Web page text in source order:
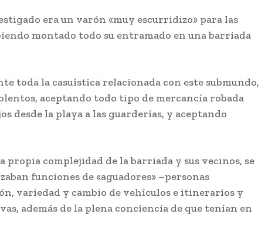
era un varón «muy escurridizo» para las
montado todo su entramado en una barriada
toda la casuística relacionada con este submundo,
aceptando todo tipo de mercancía robada
desde la playa a las guarderías, y aceptando
complejidad de la barriada y sus vecinos, se
funciones de «aguadores» –personas
variedad y cambio de vehículos e itinerarios y
además de la plena conciencia de que tenían en